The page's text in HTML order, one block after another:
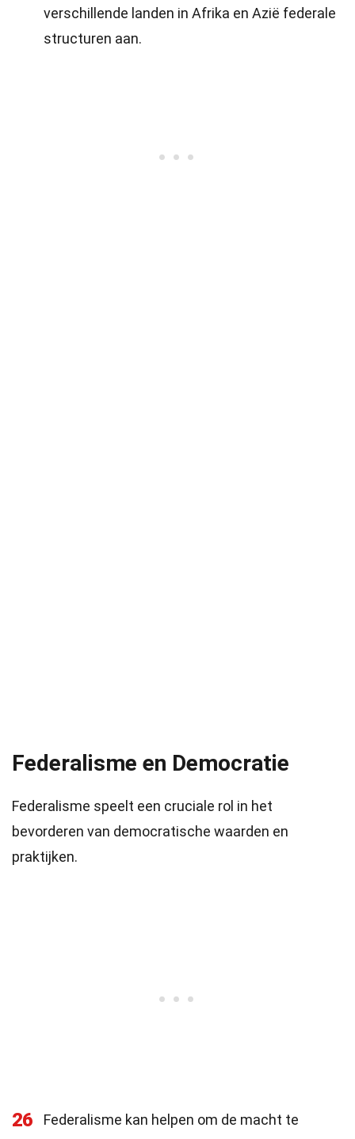
verschillende landen in Afrika en Azië federale
structuren aan.
Federalisme en Democratie
Federalisme speelt een cruciale rol in het
bevorderen van democratische waarden en
praktijken.
26
Federalisme kan helpen om de macht te